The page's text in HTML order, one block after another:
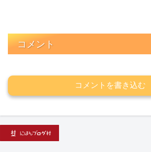
コメント
コメントを書き込む